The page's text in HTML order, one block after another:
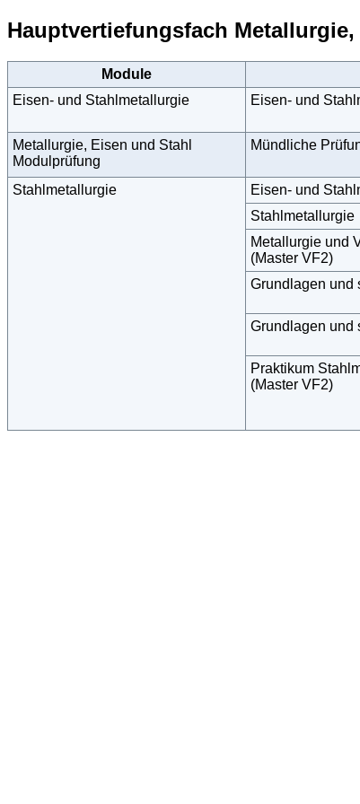
Hauptvertiefungsfach
Module
Eisen- und Stahlmetallurgie
Eisen- und
Metallurgie, Eisen und Stahl
Modulprüfung
Mündliche
Stahlmetallurgie Eisen- und
Stahlmetallurgie
Metallurgie und
(Master VF2)
Grundlagen und
Grundlagen und
Praktikum
(Master VF2)